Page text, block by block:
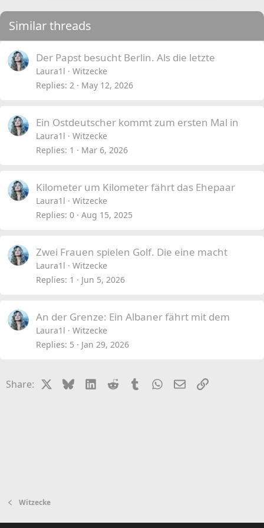
Similar threads
Der Papst besucht Berlin. Als die letzte
Laura1l
Witzecke
Replies 2 May 12, 2026
Ein Ostdeutscher kommt zum ersten Mal in
Laura1l
Witzecke
Replies 1 Mar 6, 2026
Kilometer um Kilometer fährt das Ehepaar
Laura1l
Witzecke
Replies 0 Aug 15, 2025
Zwei Frauen spielen Golf. Die eine macht
Laura1l
Witzecke
Replies 1 Jun 5, 2026
An der Grenze: Ein Albaner fährt mit dem
Laura1l
Witzecke
Replies 5 Jan 29, 2026
Share: BlueskyLinkedIn
Reddit TumblrWhatsApp
EmailLink
Witzecke